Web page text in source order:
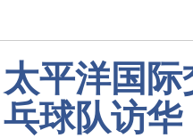
太平洋国
乓球队访华